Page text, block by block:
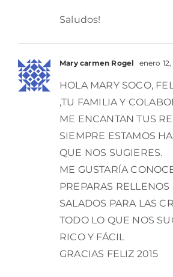
Saludos!
Mary carmen Rogel enero 12,
HOLA MARY SOCO,
,TU FAMILIA Y
ME ENCANTAN TUS
SIEMPRE ESTAMOS
QUE NOS SUGIERES.
ME GUSTARÍA
PREPARAS RELLENOS
SALADOS PARA LAS
TODO LO QUE NOS
RICO Y FÁCIL
GRACIAS FELIZ 2015